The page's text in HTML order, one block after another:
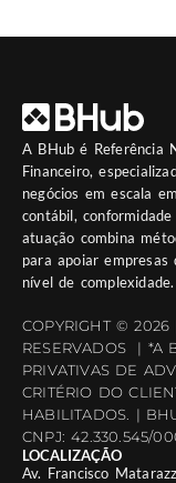
A BHub é Referência
Financeiro,
negócios em escala
contábil,
atuação combina
para apoiar empresas
nível de complexidade.
COPYRIGHT ©
RESERVADOS | *A
PRIVATIVAS DE
CRITÉRIO DO
HABILITADOS. |
CNPJ: 42.330.545/
LOCALIZAÇÃO
Av. Francisco